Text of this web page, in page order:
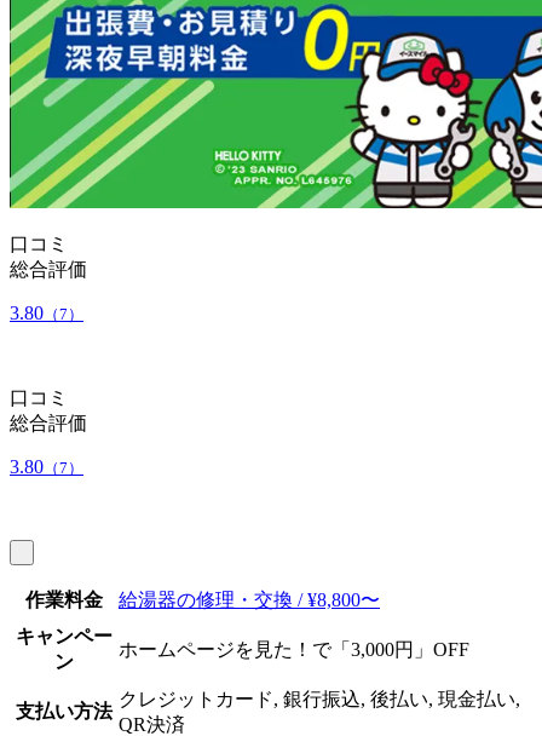
口コミ
総合評価
3.80 （7）
口コミ
総合評価
3.80 （7）
作業料金
給湯器の修理・交換 / ¥8,800〜
キャンペー
ン
ホームページを見た！で「3,000円」OFF
支払い方法
クレジットカード, 銀行振込, 後払い, 現金払い,
QR決済